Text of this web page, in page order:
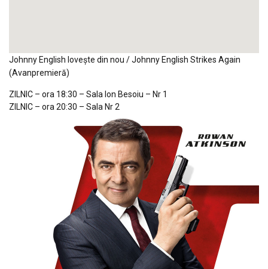
Johnny English loveşte din nou / Johnny English Strikes Again
(Avanpremieră)
ZILNIC – ora 18:30 – Sala Ion Besoiu – Nr 1
ZILNIC – ora 20:30 – Sala Nr 2